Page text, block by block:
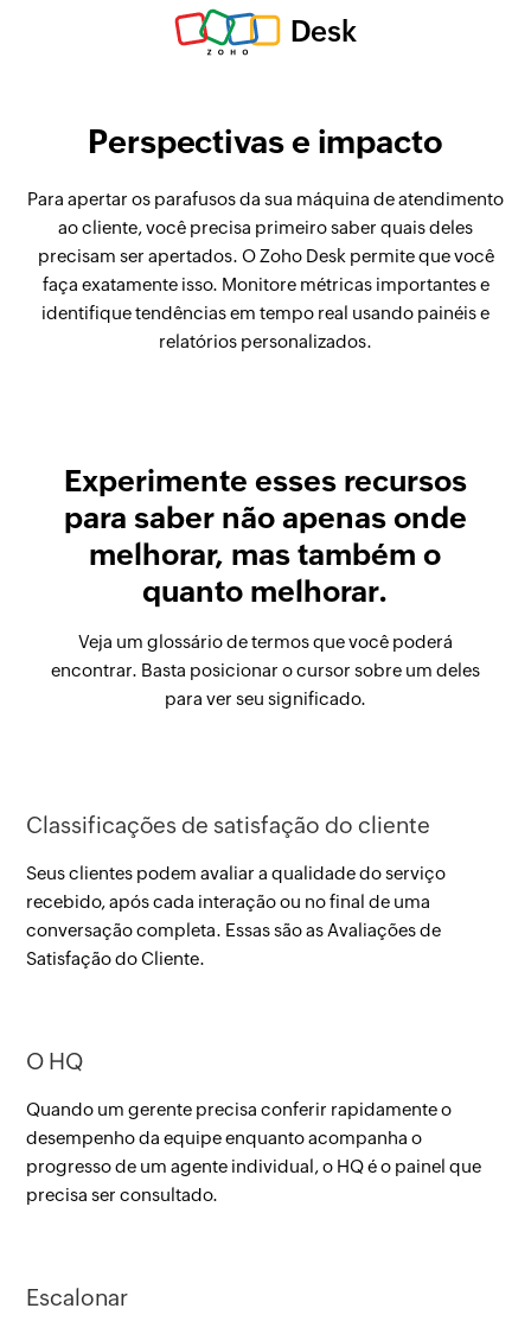
Desk
Perspectivas e impacto
Para apertar os parafusos da sua máquina de atendimento
ao cliente, você precisa primeiro saber quais deles
precisam ser apertados. O Zoho Desk permite que você
faça exatamente isso. Monitore métricas importantes e
identifique tendências em tempo real usando painéis e
relatórios personalizados.
Experimente esses recursos
para saber não apenas onde
melhorar, mas também o
quanto melhorar.
Veja um glossário de termos que você poderá
encontrar. Basta posicionar o cursor sobre um deles
para ver seu significado.
Classificações de satisfação do cliente
Seus clientes podem avaliar a qualidade do serviço
recebido, após cada interação ou no final de uma
conversação completa. Essas são as Avaliações de
Satisfação do Cliente.
O HQ
Quando um gerente precisa conferir rapidamente o
desempenho da equipe enquanto acompanha o
progresso de um agente individual, o HQ é o painel que
precisa ser consultado.
Escalonar